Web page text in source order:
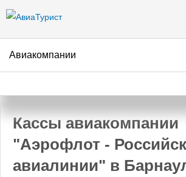
Авиакомпании
Кассы авиакомпании
"Аэрофлот -
авиалинии" в